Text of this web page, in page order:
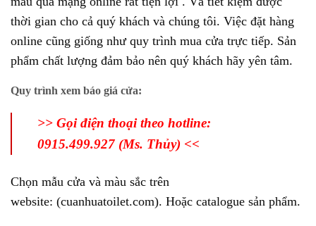
thời gian cho cả quý khách và chúng tôi. Việc đặt hàng
online cũng giống như quy trình mua cửa trực tiếp. Sản
phẩm chất lượng đảm bảo nên quý khách hãy yên tâm.
Quy trình xem báo giá cửa:
>> Gọi điện thoại theo hotline:
0915.499.927 (Ms. Thủy) <<
Chọn mẫu cửa và màu sắc trên
website: (cuanhuatoilet.com). Hoặc catalogue sản phẩm.